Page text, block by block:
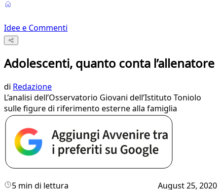
Idee e Commenti
Adolescenti, quanto conta l’allenatore
di Redazione
L’analisi dell’Osservatorio Giovani dell’Istituto Toniolo
sulle figure di riferimento esterne alla famiglia
5 min di lettura August 25, 2020